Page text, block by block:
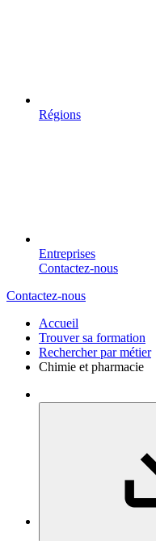
Régions
Entreprises
Contactez-nous
Contactez-nous
Accueil
Trouver sa formation
Rechercher par métier
Chimie et pharmacie